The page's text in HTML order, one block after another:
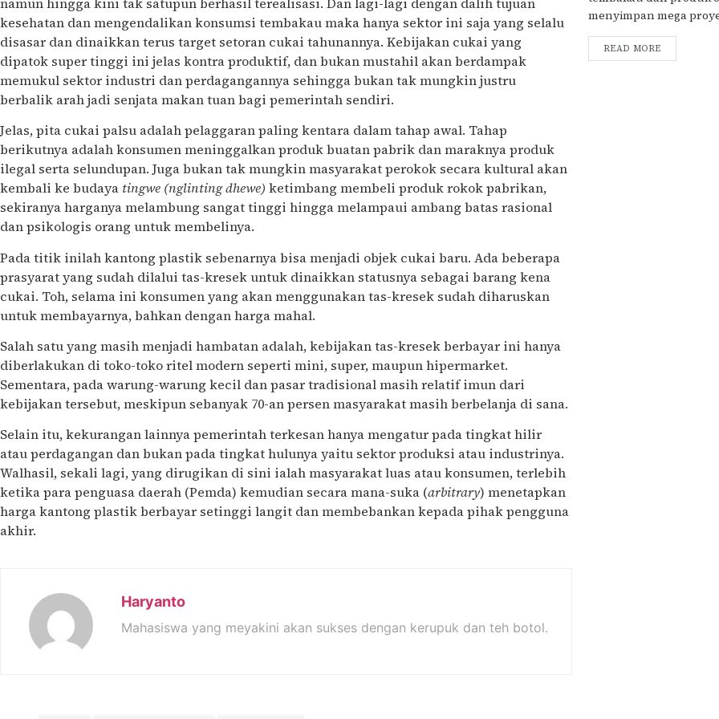
kesehatan dan mengendalikan konsumsi tembakau maka hanya sektor ini saja yang selalu
disasar dan dinaikkan terus target setoran cukai tahunannya. Kebijakan cukai yang
dipatok super tinggi ini jelas kontra produktif, dan bukan mustahil akan berdampak
memukul sektor industri dan perdagangannya sehingga bukan tak mungkin justru
berbalik arah jadi senjata makan tuan bagi pemerintah sendiri.
Jelas, pita cukai palsu adalah pelaggaran paling kentara dalam tahap awal. Tahap
berikutnya adalah konsumen meninggalkan produk buatan pabrik dan maraknya produk
ilegal serta selundupan. Juga bukan tak mungkin masyarakat perokok secara kultural akan
kembali ke budaya tingwe (nglinting dhewe) ketimbang membeli produk rokok pabrikan,
sekiranya harganya melambung sangat tinggi hingga melampaui ambang batas rasional
dan psikologis orang untuk membelinya.
Pada titik inilah kantong plastik sebenarnya bisa menjadi objek cukai baru. Ada beberapa
prasyarat yang sudah dilalui tas-kresek untuk dinaikkan statusnya sebagai barang kena
cukai. Toh, selama ini konsumen yang akan menggunakan tas-kresek sudah diharuskan
untuk membayarnya, bahkan dengan harga mahal.
Salah satu yang masih menjadi hambatan adalah, kebijakan tas-kresek berbayar ini hanya
diberlakukan di toko-toko ritel modern seperti mini, super, maupun hipermarket.
Sementara, pada warung-warung kecil dan pasar tradisional masih relatif imun dari
kebijakan tersebut, meskipun sebanyak 70-an persen masyarakat masih berbelanja di sana.
Selain itu, kekurangan lainnya pemerintah terkesan hanya mengatur pada tingkat hilir
atau perdagangan dan bukan pada tingkat hulunya yaitu sektor produksi atau industrinya.
Walhasil, sekali lagi, yang dirugikan di sini ialah masyarakat luas atau konsumen, terlebih
ketika para penguasa daerah (Pemda) kemudian secara mana-suka (arbitrary) menetapkan
harga kantong plastik berbayar setinggi langit dan membebankan kepada pihak pengguna
akhir.
Haryanto
Mahasiswa yang meyakini akan sukses dengan kerupuk dan teh botol.
menyimpan mega
READ MORE